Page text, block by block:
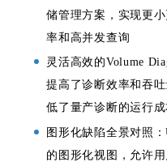
储管理方案，实现更
率和高并发查询
灵活高效的Volume
提高了诊断效率和吞
低了量产诊断的运行成
图形化缺陷全景对照
的图形化视图，允许